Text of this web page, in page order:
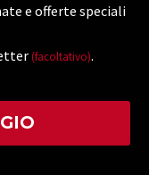
e offerte speciali
(facoltativo).